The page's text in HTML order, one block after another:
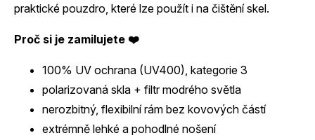
praktické pouzdro, které lze použít i na čištění skel.
Proč si je zamilujete ❤️
100% UV ochrana (UV400), kategorie 3
polarizovaná skla + filtr modrého světla
nerozbitný, flexibilní rám bez kovových částí
extrémně lehké a pohodlné nošení